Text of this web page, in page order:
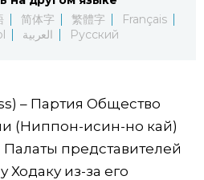
简体字 繁體字
Français
العربية Русский
– Партия Общество
(Ниппон-исин-но кай)
представителей
из-за его